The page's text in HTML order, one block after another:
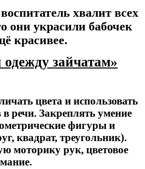
хвалит всех
они украсили бабочек
красивее.
зайчатам»
цвета и использовать
в речи. Закреплять умение
фигуры и
квадрат, треугольник).
моторику рук, цветовое